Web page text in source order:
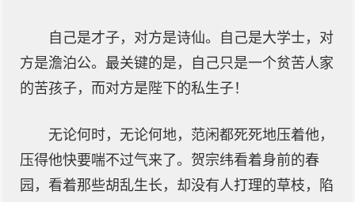
自己是才子，对方是诗仙。自己是大学士，对
方是澹泊公。最关键的是，自己只是一个贫苦人家
的苦孩子，而对方是陛下的私生子！
无论何时，无论何地，范闲都死死地压着他，
压得他快要喘不过气来了。贺宗纬看着身前的春
园，看着那些胡乱生长，却没有人打理的草枝，陷